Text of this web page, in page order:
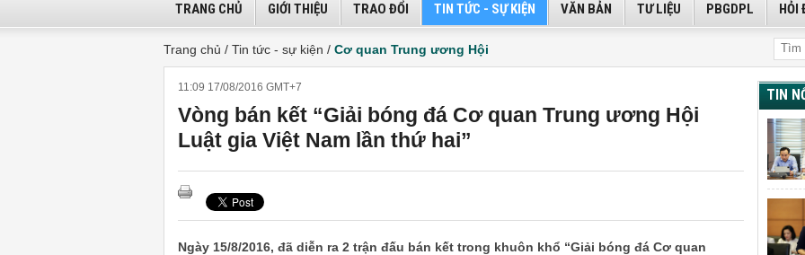
TRANG CHỦ GIỚI THIỆU TRAO ĐỔI TIN TỨC - SỰ KIỆN VĂN BẢN TƯ LIỆU PBGDPL HỎI
Trang chủ / Tin tức - sự kiện / Cơ quan Trung ương Hội
11:09 17/08/2016 GMT+7
Vòng bán kết “Giải bóng đá Cơ quan Trung ương Hội
Luật gia Việt Nam lần thứ hai”
Ngày 15/8/2016, đã diễn ra 2 trận đấu bán kết trong khuôn khổ “Giải bóng đá Cơ quan
TIN